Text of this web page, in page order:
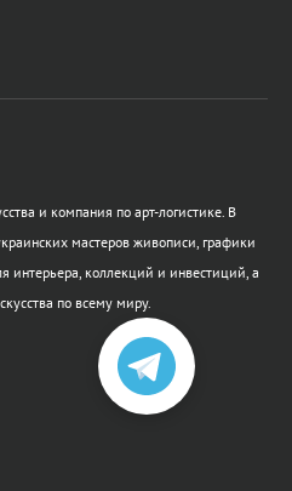
и компания по арт-логистике. В
мастеров живописи, графики
интерьера, коллекций и инвестиций, а
по всему миру.